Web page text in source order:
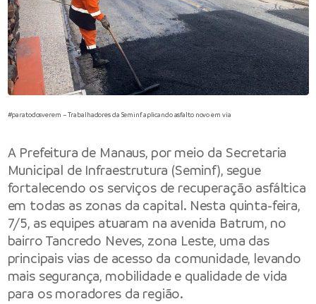
#paratodosverem – Trabalhadores da Seminf aplicando asfalto novo em via
A Prefeitura de Manaus, por meio da Secretaria
Municipal de Infraestrutura (Seminf), segue
fortalecendo os serviços de recuperação asfáltica
em todas as zonas da capital. Nesta quinta-feira,
7/5, as equipes atuaram na avenida Batrum, no
bairro Tancredo Neves, zona Leste, uma das
principais vias de acesso da comunidade, levando
mais segurança, mobilidade e qualidade de vida
para os moradores da região.